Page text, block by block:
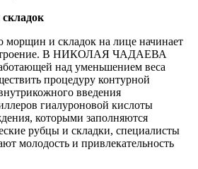
морщин и складок на лице начинает
В НИКОЛАЯ ЧАДАЕВА
над уменьшением веса
процедуру контурной
введения
гиалуроновой кислоты
которыми заполняются
рубцы и складки, специалисты
молодость и привлекательность